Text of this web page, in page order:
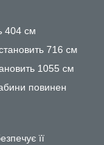
404 см
716 см
1055 см
повинен
її